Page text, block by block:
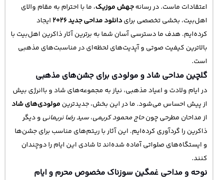
اعتقادات ماست. در رسانهجهش موزیک، ما با احترام به مقام والای
اهل‌بیت، بخشی تخصصی برایدانلود مداحی جدید ۲۰۲۶
ایجاد
کرده‌ایم. هدف ما دسترسی آسان شما به برترین آثار ذاکرین اهل‌بیت با
بالاترین کیفیت صوتی و آپدیت‌های لحظه‌ای در مناسبت‌های مذهبی
است.
گلچین مداحی شاد و مولودی برای جشن‌های مذهبی
در ایام ولادت و اعیاد مذهبی، نیاز به مجموعه‌های شاد و باانرژی بیش
از پیش احساس می‌شود. ما در این بخش، جدیدترینمولودی‌های شاد
از مداحان مطرحی چونحاج محمود کریمی،سید رضا نریمانی و دیگر
ذاکرین را گردآوری کرده‌ایم. این آثار با ریتم‌های مناسب برای جشن‌ها
و ایستگاه‌های صلواتی آماده شده‌اند تا شادی این ایام را دوچندان
کنند.
نوحه و مداحی غمگین سوزناک مخصوص محرم و ایام